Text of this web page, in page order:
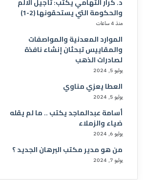
والحكومة التي يستحقونها (2-1)
منذ 4 ساعات
الموارد المعدنية والمواصفات
والمقاييس تبحثان إنشاء نافذة
لصادرات الذهب
يوليو 5, 2024
العطا يعزي مناوي
يوليو 5, 2024
أسامة عبدالماجد يكتب .. ما لم يقله
ضياء والزملاء
يوليو 6, 2024
من هو مدير مكتب البرهان الجديد ؟
يوليو 7, 2024